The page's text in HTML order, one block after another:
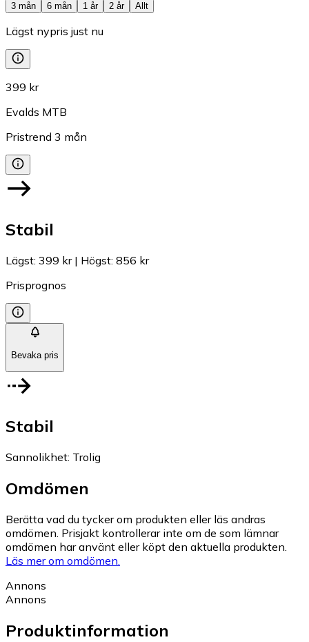
3 mån 6 mån 1 år 2 år Allt
Lägst nypris just nu
399 kr
Evalds MTB
Pristrend 3 mån
Stabil
Lägst: 399 kr| Högst: 856 kr
Prisprognos
Bevaka pris
Stabil
Sannolikhet: Trolig
Omdömen
Berätta vad du tycker om produkten eller läs andras
omdömen. Prisjakt kontrollerar inte om de som lämnar
omdömen har använt eller köpt den aktuella produkten.
Läs mer om omdömen.
Annons
Annons
Produktinformation